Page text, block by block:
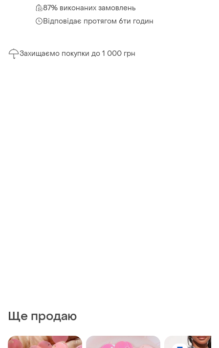
87% виконаних замовлень
Відповідає протягом 6ти годин
Захищаємо покупки до 1 000 грн
Ще продаю